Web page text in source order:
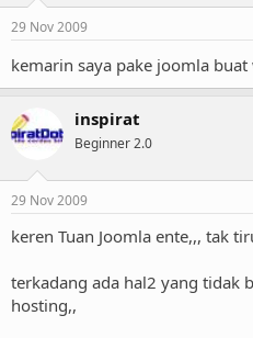
29 Nov 2009
kemarin saya pake joomla
inspirat
Beginner 2.0
29 Nov 2009
keren Tuan Joomla ente,,, tak
terkadang ada hal2 yang tidak
hosting,,